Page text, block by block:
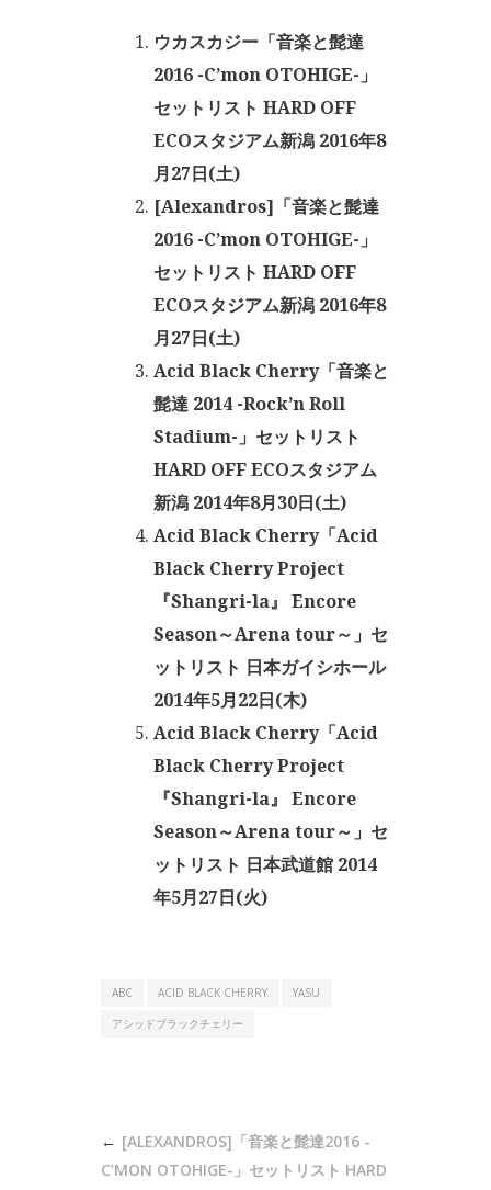
ウカスカジー「音楽と髭達
2016 -C’mon OTOHIGE-」
セットリスト HARD OFF
ECOスタジアム新潟 2016年8
月27日(土)
[Alexandros]「音楽と髭達
2016 -C’mon OTOHIGE-」
セットリスト HARD OFF
ECOスタジアム新潟 2016年8
月27日(土)
Acid Black Cherry「音楽と
髭達 2014 -Rock’n Roll
Stadium-」セットリスト
HARD OFF ECOスタジアム
新潟 2014年8月30日(土)
Acid Black Cherry「Acid
Black Cherry Project
『Shangri-la』 Encore
Season～Arena tour～」セ
ットリスト 日本ガイシホール
2014年5月22日(木)
Acid Black Cherry「Acid
Black Cherry Project
『Shangri-la』 Encore
Season～Arena tour～」セ
ットリスト 日本武道館 2014
年5月27日(火)
ABC ACID BLACK CHERRY
YASU
アシッドブラックチェリー
[ALEXANDROS]「音楽と髭達2016 -
C’MON OTOHIGE-」セットリスト HARD